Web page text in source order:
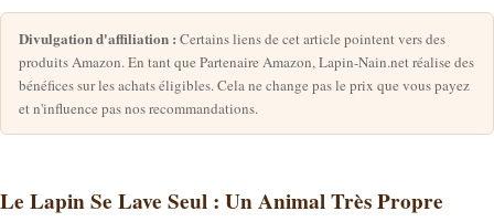
Divulgation d'affiliation : Certains liens de cet article pointent vers des
produits Amazon. En tant que Partenaire Amazon, Lapin-Nain.net réalise des
bénéfices sur les achats éligibles. Cela ne change pas le prix que vous payez
et n'influence pas nos recommandations.
Le Lapin Se Lave Seul : Un Animal Très Propre